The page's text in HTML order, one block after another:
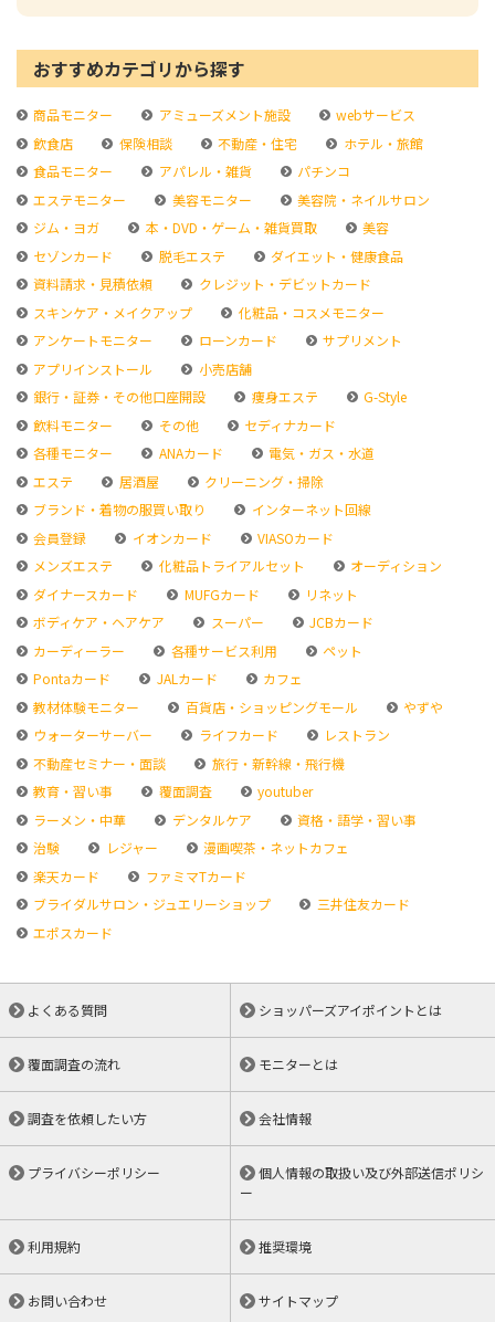
おすすめカテゴリから探す
商品モニター アミューズメント施設
webサービス
飲食店
保険相談 不動産・住宅
ホテル・旅館
食品モニター
アパレル・雑貨
パチンコ
エステモニター
美容モニター
美容院・ネイルサロン
ジム・ヨガ
本・DVD・ゲーム・雑貨買取
美容
セゾンカード
脱毛エステ
ダイエット・健康食品
資料請求・見積依頼
クレジット・デビットカード
スキンケア・メイクアップ
化粧品・コスメモニター
アンケートモニター
ローンカード
サプリメント
アプリインストール
小売店舗
銀行・証券・その他口座開設
痩身エステ
G-Style
飲料モニター
その他
セディナカード
各種モニター
ANAカード
電気・ガス・水道
エステ
居酒屋
クリーニング・掃除
ブランド・着物の服買い取り
インターネット回線
会員登録
イオンカード
VIASOカード
メンズエステ
化粧品トライアルセット
オーディション
ダイナースカード
MUFGカード
リネット
ボディケア・ヘアケア
スーパー
JCBカード
カーディーラー
各種サービス利用
ペット
Pontaカード
JALカード
カフェ
教材体験モニター
百貨店・ショッピングモール
やずや
ウォーターサーバー
ライフカード
レストラン
不動産セミナー・面談
旅行・新幹線・飛行機
教育・習い事
覆面調査
youtuber
ラーメン・中華
デンタルケア
資格・語学・習い事
治験
レジャー
漫画喫茶・ネットカフェ
楽天カード
ファミマTカード
ブライダルサロン・ジュエリーショップ
三井住友カード
エポスカード
よくある質問 ショッパーズアイポイントとは
覆面調査の流れ モニターとは
調査を依頼したい方 会社情報
プライバシーポリシー
個人情報の取扱い及び外部送信ポリシ
ー
利用規約 推奨環境
お問い合わせ サイトマップ